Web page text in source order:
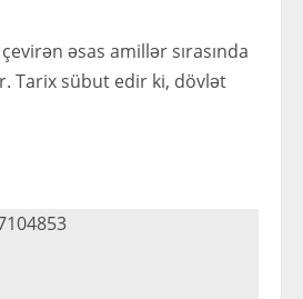
əsas amillər sırasında
Tarix sübut edir ki, dövlət